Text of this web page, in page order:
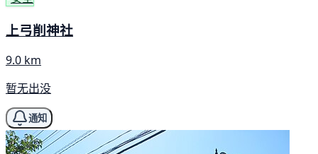
上弓削神社
9.0 km
暂无出没
通知